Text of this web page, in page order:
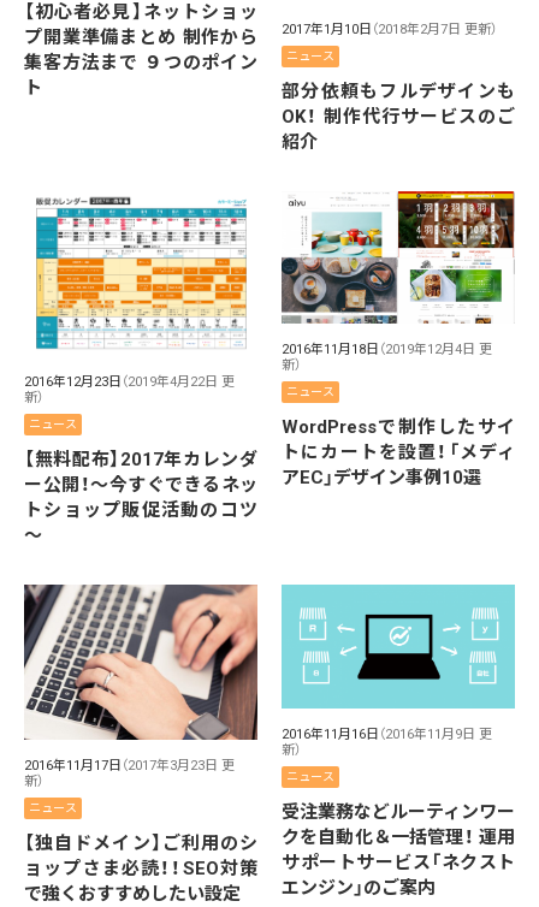
【初心者必見】ネットショッ
プ開業準備まとめ 制作から
集客方法まで ９つのポイン
ト
2017年1月10日 （2018年2月7日 更新）
ニュース
部分依頼もフルデザインも
OK！ 制作代行サービスのご
紹介
2016年12月23日 （2019年4月22日 更
新）
ニュース
【無料配布】2017年カレンダ
ー公開！～今すぐできるネッ
トショップ販促活動のコツ
～
2016年11月18日 （2019年12月4日 更
新）
ニュース
WordPressで制作したサイ
トにカートを設置！「メディ
アEC」デザイン事例10選
2016年11月17日 （2017年3月23日 更
新）
ニュース
【独自ドメイン】ご利用のシ
ョップさま必読！！SEO対策
で強くおすすめしたい設定
2016年11月16日 （2016年11月9日 更
新）
ニュース
受注業務などルーティンワー
クを自動化＆一括管理！ 運用
サポートサービス「ネクスト
エンジン」のご案内